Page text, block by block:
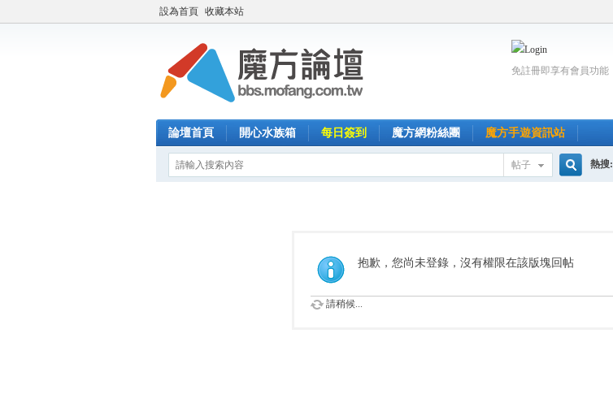
設為首頁 收藏本站
免註冊即享有會員功能
論壇首頁 開心水族箱 每日簽到 魔方網粉絲團 魔方手遊資訊站
帖子
索
熱搜:
抱歉，您尚未登錄，沒有權限在該版塊回帖
請稍候...